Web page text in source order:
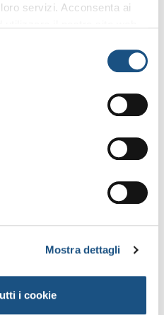
servizi. Acconsenta ai
Mostra dettagli
i cookie
e vellutato, fonde
dell’ylang ylang e del
fava tonka e benzoino,
seducente.
Cardamomo, Pistacchio e
Tonka, Ambra e